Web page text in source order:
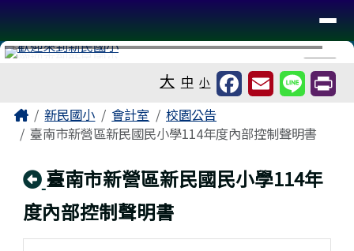
台南市新民國小
導覽列
⏸
大 中 小
主內容區域
Home新民國小 會計室
校園公告
臺南市新營區新民國民小學114年度內部控制聲明書
回上頁
臺南市新營區新民國民小學114年
度內部控制聲明書
頁尾區域